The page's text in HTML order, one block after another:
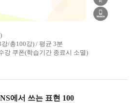
강/총100강) / 평균 3분
강 쿠폰(학습기간 종료시 소멸)
에서 쓰는 표현 100